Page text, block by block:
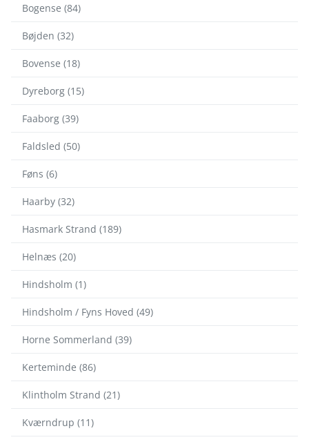
Bogense (84)
Bøjden (32)
Bovense (18)
Dyreborg (15)
Faaborg (39)
Faldsled (50)
Føns (6)
Haarby (32)
Hasmark Strand (189)
Helnæs (20)
Hindsholm (1)
Hindsholm / Fyns Hoved (49)
Horne Sommerland (39)
Kerteminde (86)
Klintholm Strand (21)
Kværndrup (11)